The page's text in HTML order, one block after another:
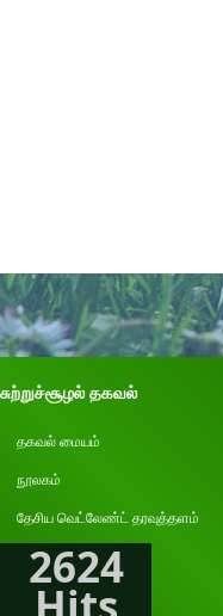
சுற்றுச்சூழல் தகவல்
தகவல் மையம்
நூலகம்
தேசிய வெட்லேண்ட் தரவுத்தளம்
2624